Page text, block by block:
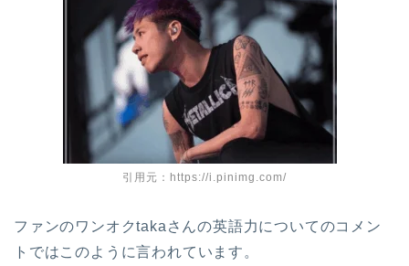
引用元：https://i.pinimg.com/
ファンのワンオクtakaさんの英語力についてのコメン
トではこのように言われています。